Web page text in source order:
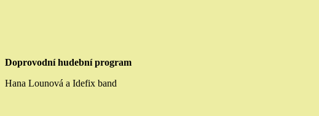
Doprovodní hudební program
Hana Lounová a Idefix band